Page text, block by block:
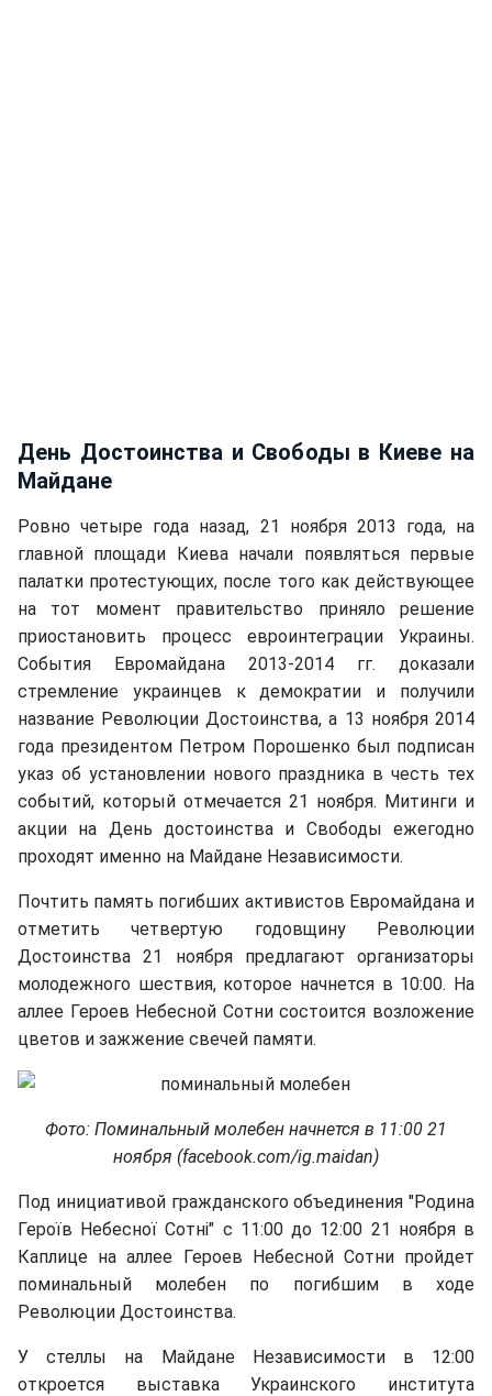
День Достоинства и Свободы в Киеве на
Майдане
Ровно четыре года назад, 21 ноября 2013 года, на
главной площади Киева начали появляться первые
палатки протестующих, после того как действующее
на тот момент правительство приняло решение
приостановить процесс евроинтеграции Украины.
События Евромайдана 2013-2014 гг. доказали
стремление украинцев к демократии и получили
название Революции Достоинства, а 13 ноября 2014
года президентом Петром Порошенко был подписан
указ об установлении нового праздника в честь тех
событий, который отмечается 21 ноября. Митинги и
акции на День достоинства и Свободы ежегодно
проходят именно на Майдане Независимости.
Почтить память погибших активистов Евромайдана и
отметить четвертую годовщину Революции
Достоинства 21 ноября предлагают организаторы
молодежного шествия, которое начнется в 10:00. На
аллее Героев Небесной Сотни состоится возложение
цветов и зажжение свечей памяти.
Фото: Поминальный молебен начнется в 11:00 21
ноября (facebook.com/ig.maidan)
Под инициативой гражданского объединения "Родина
Героїв Небесної Сотні" с 11:00 до 12:00 21 ноября в
Каплице на аллее Героев Небесной Сотни пройдет
поминальный молебен по погибшим в ходе
Революции Достоинства.
У стеллы на Майдане Независимости в 12:00
откроется выставка Украинского института